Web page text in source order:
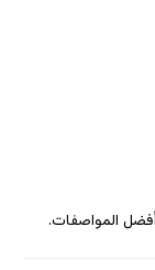
المواصفات.